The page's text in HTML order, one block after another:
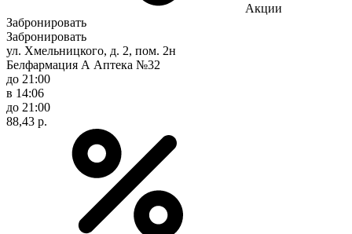
Акции
Забронировать
Забронировать
ул. Хмельницкого, д. 2, пом. 2н
Белфармация А Аптека №32
до 21:00
в 14:06
до 21:00
88,43 р.